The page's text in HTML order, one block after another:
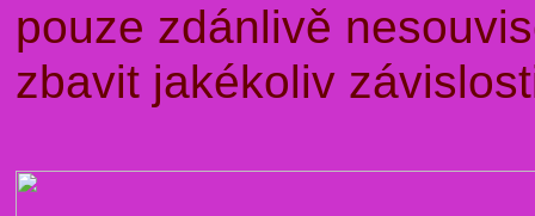
pouze zdánlivě
zbavit jakékoliv